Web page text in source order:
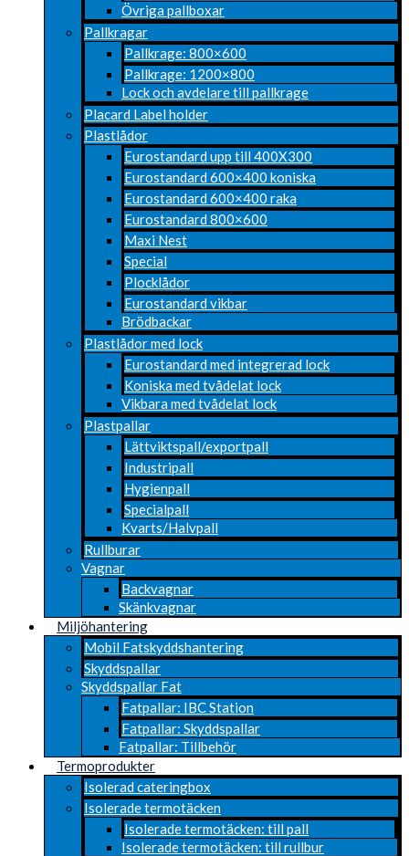
Övriga pallboxar
Pallkragar
Pallkrage: 800×600
Pallkrage: 1200×800
Lock och avdelare till pallkrage
Placard Label holder
Plastlådor
Eurostandard upp till 400X300
Eurostandard 600×400 koniska
Eurostandard 600×400 raka
Eurostandard 800×600
Maxi Nest
Special
Plocklådor
Eurostandard vikbar
Brödbackar
Plastlådor med lock
Eurostandard med integrerad lock
Koniska med tvådelat lock
Vikbara med tvådelat lock
Plastpallar
Lättviktspall/exportpall
Industripall
Hygienpall
Specialpall
Kvarts/Halvpall
Rullburar
Vagnar
Backvagnar
Skänkvagnar
Miljöhantering
Mobil Fatskyddshantering
Skyddspallar
Skyddspallar Fat
Fatpallar: IBC Station
Fatpallar: Skyddspallar
Fatpallar: Tillbehör
Termoprodukter
Isolerad cateringbox
Isolerade termotäcken
Isolerade termotäcken: till pall
Isolerade termotäcken: till rullbur